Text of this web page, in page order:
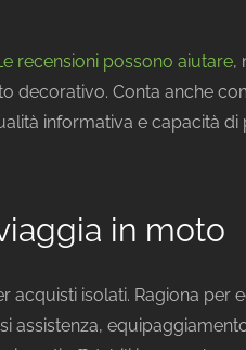
recensioni possono aiutare,
decorativo. Conta anche
informativa e capacità
in moto
acquisti isolati. Ragiona per
assistenza,